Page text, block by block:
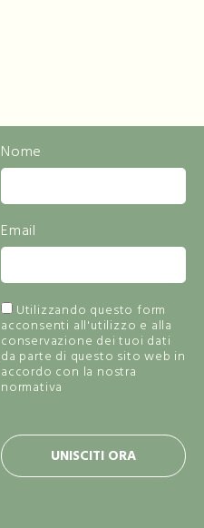
Nome
Email
Utilizzando questo form
acconsenti all'utilizzo e alla
conservazione dei tuoi dati
da parte di questo sito web in
accordo con la nostra
normativa
UNISCITI ORA